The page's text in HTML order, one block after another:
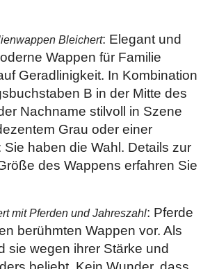
Bleichert: Elegant und
Wappen für Familie
Geradlinigkeit. In Kombination
B in der Mitte des
Nachname stilvoll in Szene
Grau oder einer
haben die Wahl. Details zur
des Wappens erfahren Sie
mit Pferden und Jahreszahl: Pferde
berühmten Wappen vor. Als
sie wegen ihrer Stärke und